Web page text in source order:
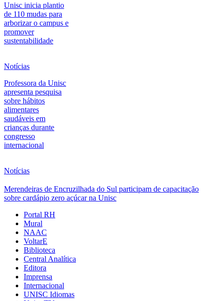
Unisc inicia plantio
de 110 mudas para
arborizar o campus e
promover
sustentabilidade
Notícias
Professora da Unisc
apresenta pesquisa
sobre hábitos
alimentares
saudáveis em
crianças durante
congresso
internacional
Notícias
Merendeiras de Encruzilhada do Sul participam de capacitação
sobre cardápio zero açúcar na Unisc
Portal RH
Mural
NAAC
VoltarE
Biblioteca
Central Analítica
Editora
Imprensa
Internacional
UNISC Idiomas